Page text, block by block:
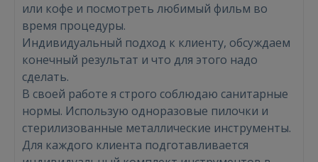
или кофе и посмотреть любимый фильм во
время процедуры.
Индивидуальный подход к клиенту, обсуждаем
конечный результат и что для этого надо
сделать.
В своей работе я строго соблюдаю санитарные
нормы. Использую одноразовые пилочки и
стерилизованные металлические инструменты.
Для каждого клиента подготавливается